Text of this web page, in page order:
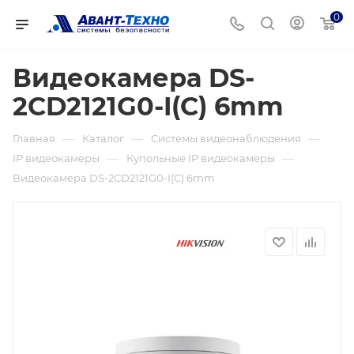
0
Видеокамера DS-
2CD2121G0-I(C) 6mm
Главная — Каталог — Системы видеонаблюдения —
IP видеокамеры — Купольные IP видеокамеры —
Видеокамера DS-2CD2121G0-I(C) 6mm